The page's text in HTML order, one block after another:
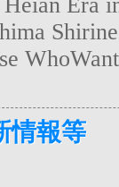
情報等